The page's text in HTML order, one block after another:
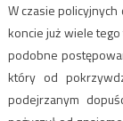
W czasie policyjnych
koncie już wiele
podobne
który od
podejrzanym